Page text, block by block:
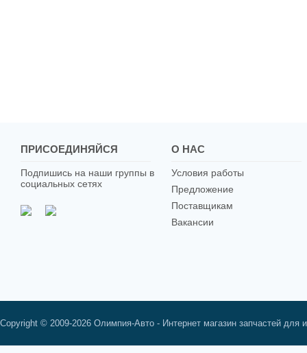
ПРИСОЕДИНЯЙСЯ
Подпишись на наши группы в
социальных сетях
О НАС
Условия работы
Предложение
Поставщикам
Вакансии
Copyright © 2009-2026 Олимпия-Авто - Интернет магазин запчастей для